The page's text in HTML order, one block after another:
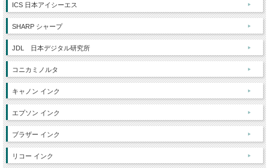
ICS 日本アイシーエス
SHARP シャープ
JDL 日本デジタル研究所
コニカミノルタ
キャノン インク
エプソン インク
ブラザー インク
リコー インク